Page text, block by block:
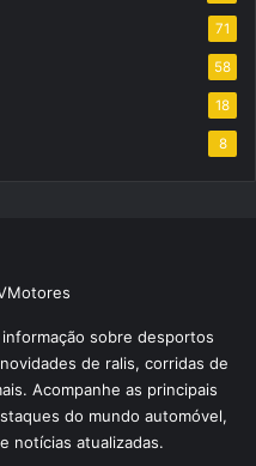
71
58
18
8
sobre desportos
de ralis, corridas de
Acompanhe as principais
do mundo automóvel,
notícias atualizadas.